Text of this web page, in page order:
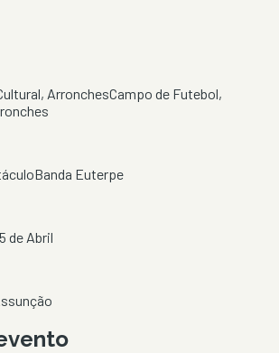
ArronchesCampo de Futebol,
Banda Euterpe
de Abril